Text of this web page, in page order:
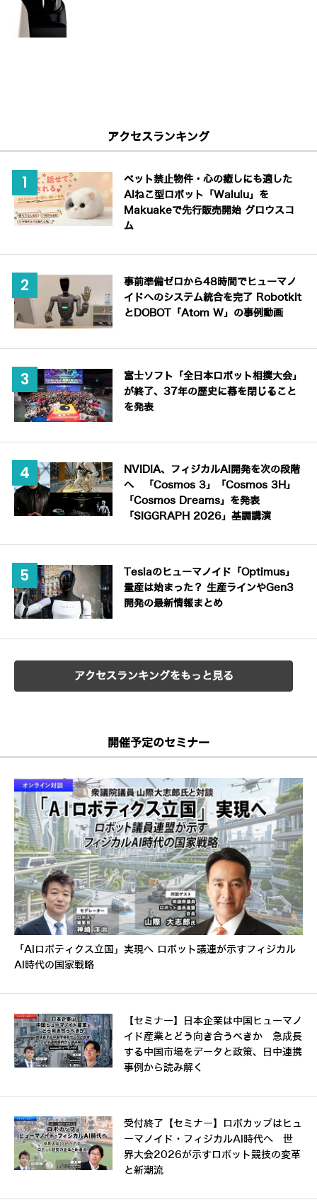
アクセスランキング
ペット禁止物件・心の癒しにも適した
AIねこ型ロボット「Walulu」を
Makuakeで先行販売開始 グロウスコ
ム
事前準備ゼロから48時間でヒューマノ
イドへのシステム統合を完了 Robotkit
とDOBOT「Atom W」の事例動画
富士ソフト「全日本ロボット相撲大会」
が終了、37年の歴史に幕を閉じること
を発表
NVIDIA、フィジカルAI開発を次の段階
へ 「Cosmos 3」「Cosmos 3H」
「Cosmos Dreams」を発表
「SIGGRAPH 2026」基調講演
Teslaのヒューマノイド「Optimus」
量産は始まった？ 生産ラインやGen3
開発の最新情報まとめ
アクセスランキングをもっと見る
開催予定のセミナー
「AIロボティクス立国」実現へ ロボット議連が示すフィジカル
AI時代の国家戦略
【セミナー】日本企業は中国ヒューマノ
イド産業とどう向き合うべきか 急成長
する中国市場をデータと政策、日中連携
事例から読み解く
受付終了【セミナー】ロボカップはヒュ
ーマノイド・フィジカルAI時代へ 世
界大会2026が示すロボット競技の変革
と新潮流